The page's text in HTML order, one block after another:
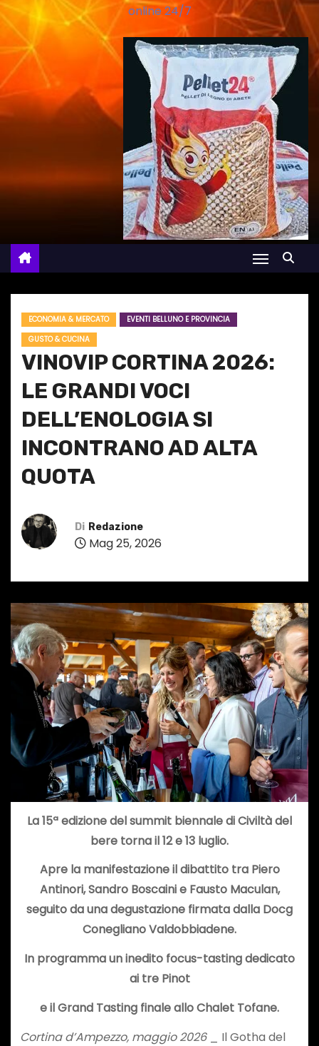
online 24/7
ECONOMIA & MERCATO
EVENTI BELLUNO E PROVINCIA
GUSTO & CUCINA
VINOVIP CORTINA 2026:
LE GRANDI VOCI
DELL’ENOLOGIA SI
INCONTRANO AD ALTA
QUOTA
Di Redazione
Mag 25, 2026
La 15ª edizione del summit biennale di Civiltà del
bere torna il 12 e 13 luglio.
Apre la manifestazione il dibattito tra Piero
Antinori, Sandro Boscaini e Fausto Maculan,
seguito da una degustazione firmata dalla Docg
Conegliano Valdobbiadene.
In programma un inedito focus-tasting dedicato
ai tre Pinot
e il Grand Tasting finale allo Chalet Tofane.
Cortina d’Ampezzo, maggio 2026_ Il Gotha del